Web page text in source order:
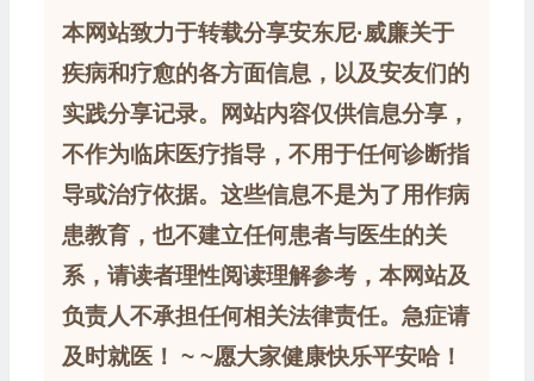
本网站致力于转载分享安东尼·威廉关于
疾病和疗愈的各方面信息，以及安友们的
实践分享记录。网站内容仅供信息分享，
不作为临床医疗指导，不用于任何诊断指
导或治疗依据。这些信息不是为了用作病
患教育，也不建立任何患者与医生的关
系，请读者理性阅读理解参考，本网站及
负责人不承担任何相关法律责任。急症请
及时就医！ ~ ~愿大家健康快乐平安哈！